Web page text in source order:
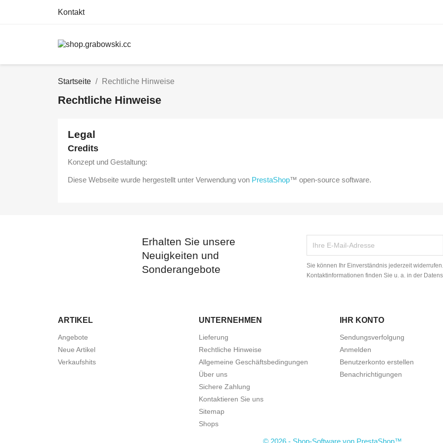
Kontakt
Startseite Rechtliche Hinweise
Rechtliche Hinweise
Legal
Credits
Konzept und Gestaltung:
Diese Webseite wurde hergestellt unter Verwendung von PrestaShop™ open-source software.
Erhalten Sie unsere
Neuigkeiten und
Sonderangebote
Sie können Ihr Einverständnis jederzeit
Kontaktinformationen finden Sie u. a. in der
ARTIKEL
Angebote
Neue Artikel
Verkaufshits
UNTERNEHMEN
Lieferung
Rechtliche Hinweise
Allgemeine Geschäftsbedingungen
Über uns
Sichere Zahlung
Kontaktieren Sie uns
Sitemap
Shops
IHR KONTO
Sendungsverfolgung
Anmelden
Benutzerkonto erstellen
Benachrichtigungen
© 2026 - Shop-Software von PrestaShop™